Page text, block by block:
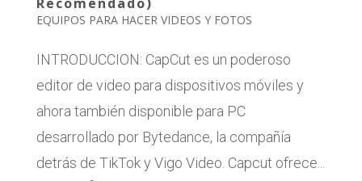
EQUIPOS PARA HACER VIDEOS Y FOTOS
INTRODUCCION: CapCut es un poderoso
editor de video para dispositivos móviles y
ahora también disponible para PC
desarrollado por Bytedance, la compañía
detrás de TikTok y Vigo Video. Capcut ofrece...